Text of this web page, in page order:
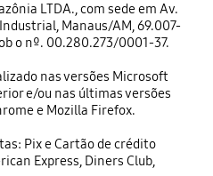
LTDA., com sede em Av.
Manaus/AM, 69.007-
o nº. 00.280.273/0001-37.
nas versões Microsoft
e/ou nas últimas versões
e Mozilla Firefox.
Pix e Cartão de crédito
Express, Diners Club,